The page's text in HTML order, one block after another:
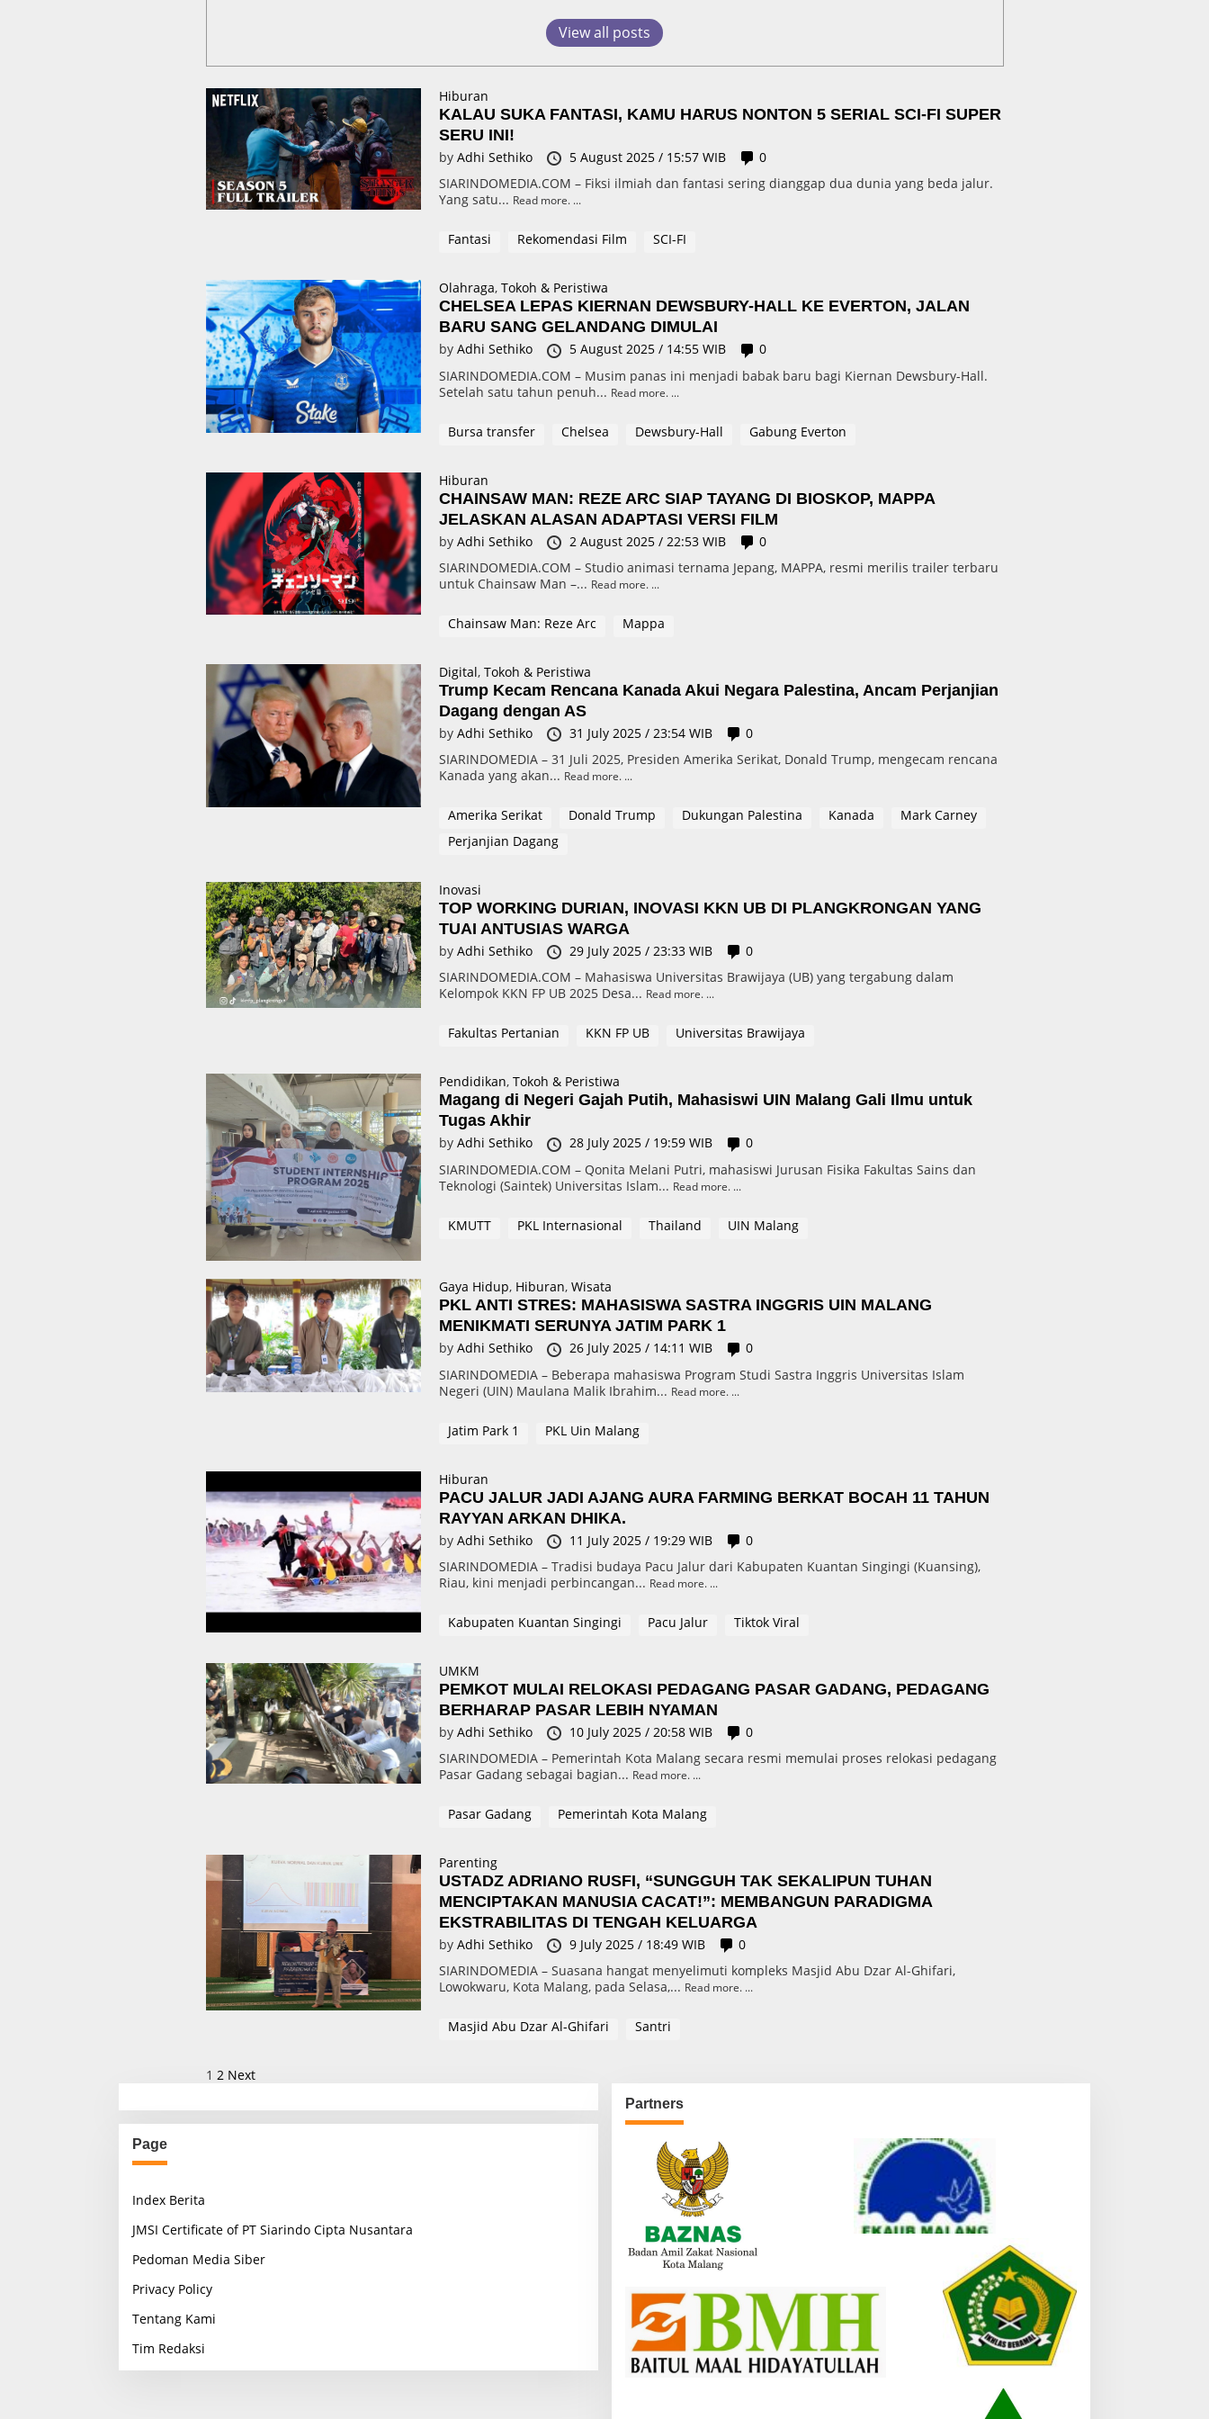
View all posts
Hiburan
KALAU SUKA FANTASI, KAMU HARUS NONTON 5 SERIAL SCI-FI SUPER
SERU INI!
by Adhi Sethiko 5 August 2025 / 15:57 WIB
0
SIARINDOMEDIA.COM – Fiksi ilmiah dan fantasi sering dianggap dua dunia yang beda jalur.
Yang satu... Read more.
Fantasi Rekomendasi Film SCI-FI
Olahraga, Tokoh & Peristiwa
CHELSEA LEPAS KIERNAN DEWSBURY-HALL KE EVERTON, JALAN
BARU SANG GELANDANG DIMULAI
by Adhi Sethiko 5 August 2025 / 14:55 WIB
0
SIARINDOMEDIA.COM – Musim panas ini menjadi babak baru bagi Kiernan Dewsbury-Hall.
Setelah satu tahun penuh... Read more.
Bursa transfer Chelsea Dewsbury-Hall Gabung Everton
Hiburan
CHAINSAW MAN: REZE ARC SIAP TAYANG DI BIOSKOP, MAPPA
JELASKAN ALASAN ADAPTASI VERSI FILM
by Adhi Sethiko 2 August 2025 / 22:53 WIB
0
SIARINDOMEDIA.COM – Studio animasi ternama Jepang, MAPPA, resmi merilis trailer terbaru
untuk Chainsaw Man –... Read more.
Chainsaw Man: Reze Arc Mappa
Digital, Tokoh & Peristiwa
Trump Kecam Rencana Kanada Akui Negara Palestina, Ancam Perjanjian
Dagang dengan AS
by Adhi Sethiko 31 July 2025 / 23:54 WIB
0
SIARINDOMEDIA – 31 Juli 2025, Presiden Amerika Serikat, Donald Trump, mengecam rencana
Kanada yang akan... Read more.
Amerika Serikat Donald Trump Dukungan Palestina Kanada
Mark Carney
Perjanjian Dagang
Inovasi
TOP WORKING DURIAN, INOVASI KKN UB DI PLANGKRONGAN YANG
TUAI ANTUSIAS WARGA
by Adhi Sethiko 29 July 2025 / 23:33 WIB
0
SIARINDOMEDIA.COM – Mahasiswa Universitas Brawijaya (UB) yang tergabung dalam
Kelompok KKN FP UB 2025 Desa... Read more.
Fakultas Pertanian KKN FP UB Universitas Brawijaya
Pendidikan, Tokoh & Peristiwa
Magang di Negeri Gajah Putih, Mahasiswi UIN Malang Gali Ilmu untuk
Tugas Akhir
by Adhi Sethiko 28 July 2025 / 19:59 WIB
0
SIARINDOMEDIA.COM – Qonita Melani Putri, mahasiswi Jurusan Fisika Fakultas Sains dan
Teknologi (Saintek) Universitas Islam... Read more.
KMUTT PKL Internasional Thailand UIN Malang
Gaya Hidup, Hiburan, Wisata
PKL ANTI STRES: MAHASISWA SASTRA INGGRIS UIN MALANG
MENIKMATI SERUNYA JATIM PARK 1
by Adhi Sethiko 26 July 2025 / 14:11 WIB
0
SIARINDOMEDIA – Beberapa mahasiswa Program Studi Sastra Inggris Universitas Islam
Negeri (UIN) Maulana Malik Ibrahim... Read more.
Jatim Park 1 PKL Uin Malang
Hiburan
PACU JALUR JADI AJANG AURA FARMING BERKAT BOCAH 11 TAHUN
RAYYAN ARKAN DHIKA.
by Adhi Sethiko 11 July 2025 / 19:29 WIB
0
SIARINDOMEDIA – Tradisi budaya Pacu Jalur dari Kabupaten Kuantan Singingi (Kuansing),
Riau, kini menjadi perbincangan... Read more.
Kabupaten Kuantan Singingi Pacu Jalur Tiktok Viral
UMKM
PEMKOT MULAI RELOKASI PEDAGANG PASAR GADANG, PEDAGANG
BERHARAP PASAR LEBIH NYAMAN
by Adhi Sethiko 10 July 2025 / 20:58 WIB
0
SIARINDOMEDIA – Pemerintah Kota Malang secara resmi memulai proses relokasi pedagang
Pasar Gadang sebagai bagian... Read more.
Pasar Gadang Pemerintah Kota Malang
Parenting
USTADZ ADRIANO RUSFI, “SUNGGUH TAK SEKALIPUN TUHAN
MENCIPTAKAN MANUSIA CACAT!”: MEMBANGUN PARADIGMA
EKSTRABILITAS DI TENGAH KELUARGA
by Adhi Sethiko 9 July 2025 / 18:49 WIB
0
SIARINDOMEDIA – Suasana hangat menyelimuti kompleks Masjid Abu Dzar Al-Ghifari,
Lowokwaru, Kota Malang, pada Selasa,... Read more.
Masjid Abu Dzar Al-Ghifari Santri
P
o
s
a
g
i
n
a
1 2 Next
Page
Index Berita
JMSI Certificate of PT Siarindo Cipta Nusantara
Pedoman Media Siber
Privacy Policy
Tentang Kami
Tim Redaksi
Partners